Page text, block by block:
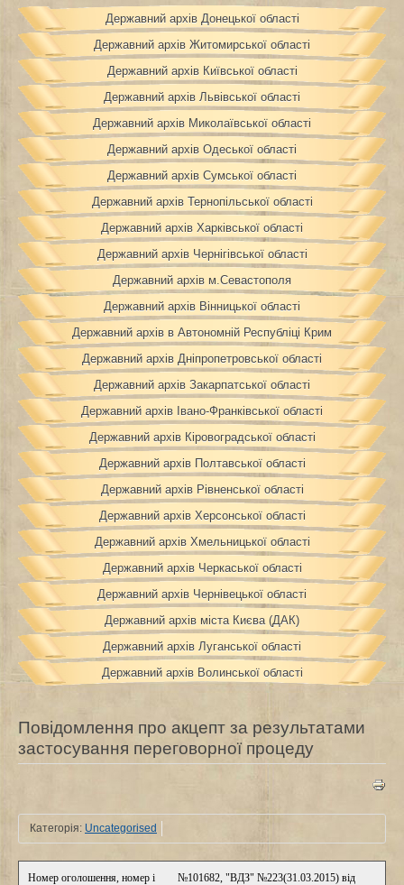
Державний архів Донецької області
Державний архів Житомирської області
Державний архів Київської області
Державний архів Львівської області
Державний архів Миколаївської області
Державний архів Одеської області
Державний архів Сумської області
Державний архів Тернопільської області
Державний архів Харківської області
Державний архів Чернігівської області
Державний архів м.Севастополя
Державний архів Вінницької області
Державний архів в Автономній Республіці Крим
Державний архів Дніпропетровської області
Державний архів Закарпатської області
Державний архів Івано-Франківської області
Державний архів Кіровоградської області
Державний архів Полтавської області
Державний архів Рівненської області
Державний архів Херсонської області
Державний архів Хмельницької області
Державний архів Черкаської області
Державний архів Чернівецької області
Державний архів міста Києва (ДАК)
Державний архів Луганської області
Державний архів Волинської області
Повідомлення про акцепт за результатами
застосування переговорної процеду
Категорія: Uncategorised
Номер оголошення, номер і
№101682, "ВДЗ" №223(31.03.2015) від